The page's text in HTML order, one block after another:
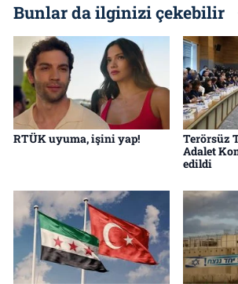
Bunlar da ilginizi çekebilir
RTÜK uyuma, işini yap!
Terörsüz
Adalet
edildi